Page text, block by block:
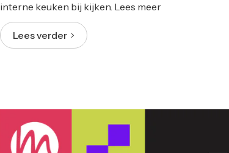
interne keuken bij kijken. Lees meer
Lees verder